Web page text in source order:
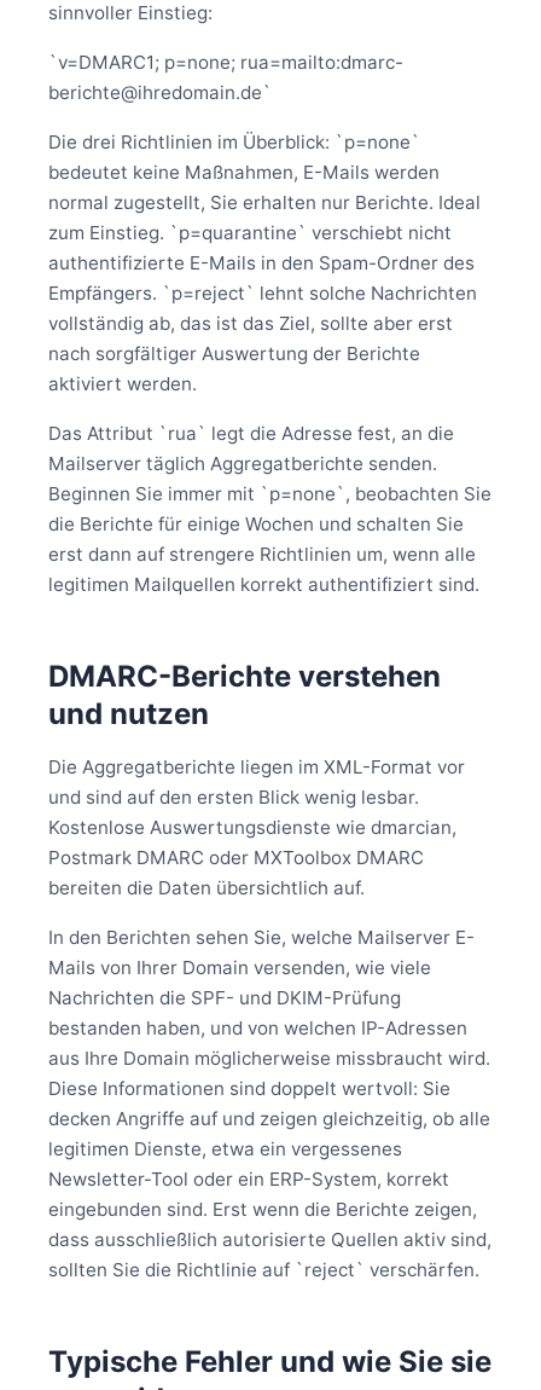
sinnvoller Einstieg:
`v=DMARC1; p=none; rua=mailto:dmarc-
berichte@ihredomain.de`
Die drei Richtlinien im Überblick: `p=none`
bedeutet keine Maßnahmen, E-Mails werden
normal zugestellt, Sie erhalten nur Berichte. Ideal
zum Einstieg. `p=quarantine` verschiebt nicht
authentifizierte E-Mails in den Spam-Ordner des
Empfängers. `p=reject` lehnt solche Nachrichten
vollständig ab, das ist das Ziel, sollte aber erst
nach sorgfältiger Auswertung der Berichte
aktiviert werden.
Das Attribut `rua` legt die Adresse fest, an die
Mailserver täglich Aggregatberichte senden.
Beginnen Sie immer mit `p=none`, beobachten Sie
die Berichte für einige Wochen und schalten Sie
erst dann auf strengere Richtlinien um, wenn alle
legitimen Mailquellen korrekt authentifiziert sind.
DMARC-Berichte verstehen
und nutzen
Die Aggregatberichte liegen im XML-Format vor
und sind auf den ersten Blick wenig lesbar.
Kostenlose Auswertungsdienste wie dmarcian,
Postmark DMARC oder MXToolbox DMARC
bereiten die Daten übersichtlich auf.
In den Berichten sehen Sie, welche Mailserver E-
Mails von Ihrer Domain versenden, wie viele
Nachrichten die SPF- und DKIM-Prüfung
bestanden haben, und von welchen IP-Adressen
aus Ihre Domain möglicherweise missbraucht wird.
Diese Informationen sind doppelt wertvoll: Sie
decken Angriffe auf und zeigen gleichzeitig, ob alle
legitimen Dienste, etwa ein vergessenes
Newsletter-Tool oder ein ERP-System, korrekt
eingebunden sind. Erst wenn die Berichte zeigen,
dass ausschließlich autorisierte Quellen aktiv sind,
sollten Sie die Richtlinie auf `reject` verschärfen.
Typische Fehler und wie Sie sie